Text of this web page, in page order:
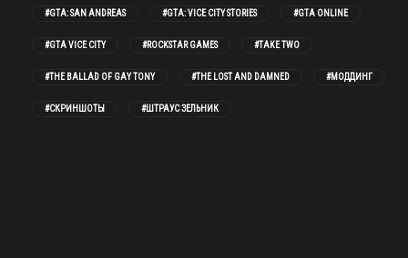
#GTA: SAN ANDREAS #GTA: VICE CITY STORIES #GTA ONLINE
#GTA VICE CITY #ROCKSTAR GAMES #TAKE TWO
#THE BALLAD OF GAY TONY #THE LOST AND DAMNED #МОДДИНГ
#СКРИНШОТЫ #ШТРАУС ЗЕЛЬНИК